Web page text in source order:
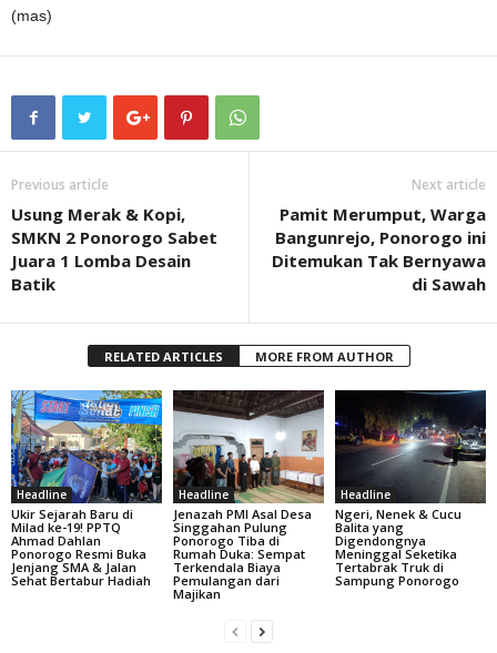
(mas)
Previous article
Usung Merak & Kopi,
SMKN 2 Ponorogo Sabet
Juara 1 Lomba Desain
Batik
Next article
Pamit Merumput, Warga
Bangunrejo, Ponorogo ini
Ditemukan Tak Bernyawa
di Sawah
RELATED ARTICLES MORE FROM AUTHOR
Headline
Ukir Sejarah Baru di
Milad ke-19! PPTQ
Ahmad Dahlan
Ponorogo Resmi Buka
Jenjang SMA & Jalan
Sehat Bertabur Hadiah
Headline
Jenazah PMI Asal Desa
Singgahan Pulung
Ponorogo Tiba di
Rumah Duka: Sempat
Terkendala Biaya
Pemulangan dari
Majikan
Headline
Ngeri, Nenek & Cucu
Balita yang
Digendongnya
Meninggal Seketika
Tertabrak Truk di
Sampung Ponorogo